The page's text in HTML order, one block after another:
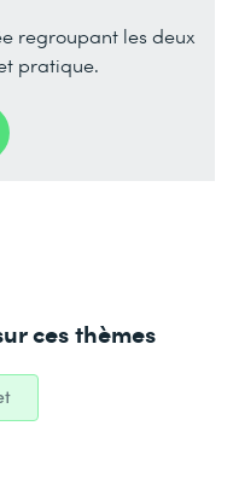
regroupant les deux
pratique.
ces thèmes